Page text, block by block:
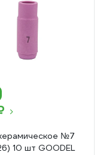
№7
10 шт GOODEL